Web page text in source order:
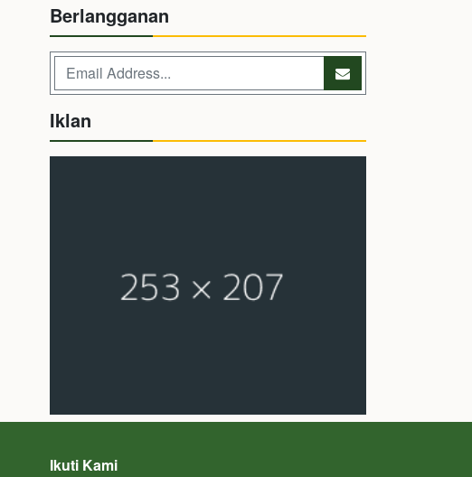
Berlangganan
Iklan
Ikuti Kami